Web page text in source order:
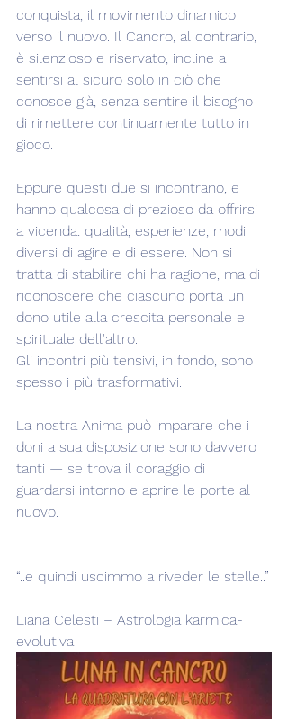
conquista, il movimento dinamico
verso il nuovo. Il Cancro, al contrario,
è silenzioso e riservato, incline a
sentirsi al sicuro solo in ciò che
conosce già, senza sentire il bisogno
di rimettere continuamente tutto in
gioco.
Eppure questi due si incontrano, e
hanno qualcosa di prezioso da offrirsi
a vicenda: qualità, esperienze, modi
diversi di agire e di essere. Non si
tratta di stabilire chi ha ragione, ma di
riconoscere che ciascuno porta un
dono utile alla crescita personale e
spirituale dell'altro.
Gli incontri più tensivi, in fondo, sono
spesso i più trasformativi.
La nostra Anima può imparare che i
doni a sua disposizione sono davvero
tanti — se trova il coraggio di
guardarsi intorno e aprire le porte al
nuovo.
“..e quindi uscimmo a riveder le stelle..”
Liana Celesti – Astrologia karmica-
evolutiva